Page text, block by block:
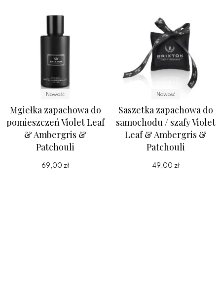
Mgiełka zapachowa do
pomieszczeń Violet Leaf
& Ambergris &
Patchouli
69,00 zł
Nowość
Saszetka zapachowa do
samochodu / szafy Violet
Leaf & Ambergris &
Patchouli
49,00 zł
Nowość